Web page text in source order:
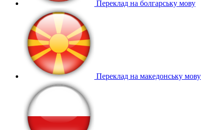
Переклад на болгарську мову
Переклад на македонську мову